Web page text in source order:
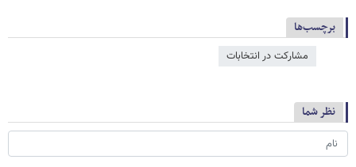
برچسب‌ها
مشارکت در انتخابات
نظر شما